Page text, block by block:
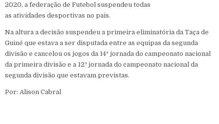
2020, a federação de Futebol suspendeu todas
as atividades desportivas no pais.
Na altura a decisão suspendeu a primeira eliminatória da Taça de
Guiné que estava a ser disputada entre as equipas da segunda
divisão e cancelou os jogos da 14ª jornada do campeonato nacional
da primeira divisão e a 12ª jornada do campeonato nacional da
segunda divisão que estavam previstas.
Por: Alison Cabral